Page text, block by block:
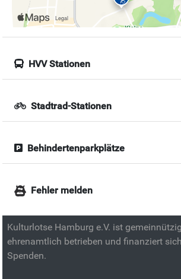
HVV Stationen
Stadtrad-Stationen
Behindertenparkplätze
Fehler melden
Kulturlotse Hamburg e.V. ist
ehrenamtlich betrieben und finanziert
Spenden.